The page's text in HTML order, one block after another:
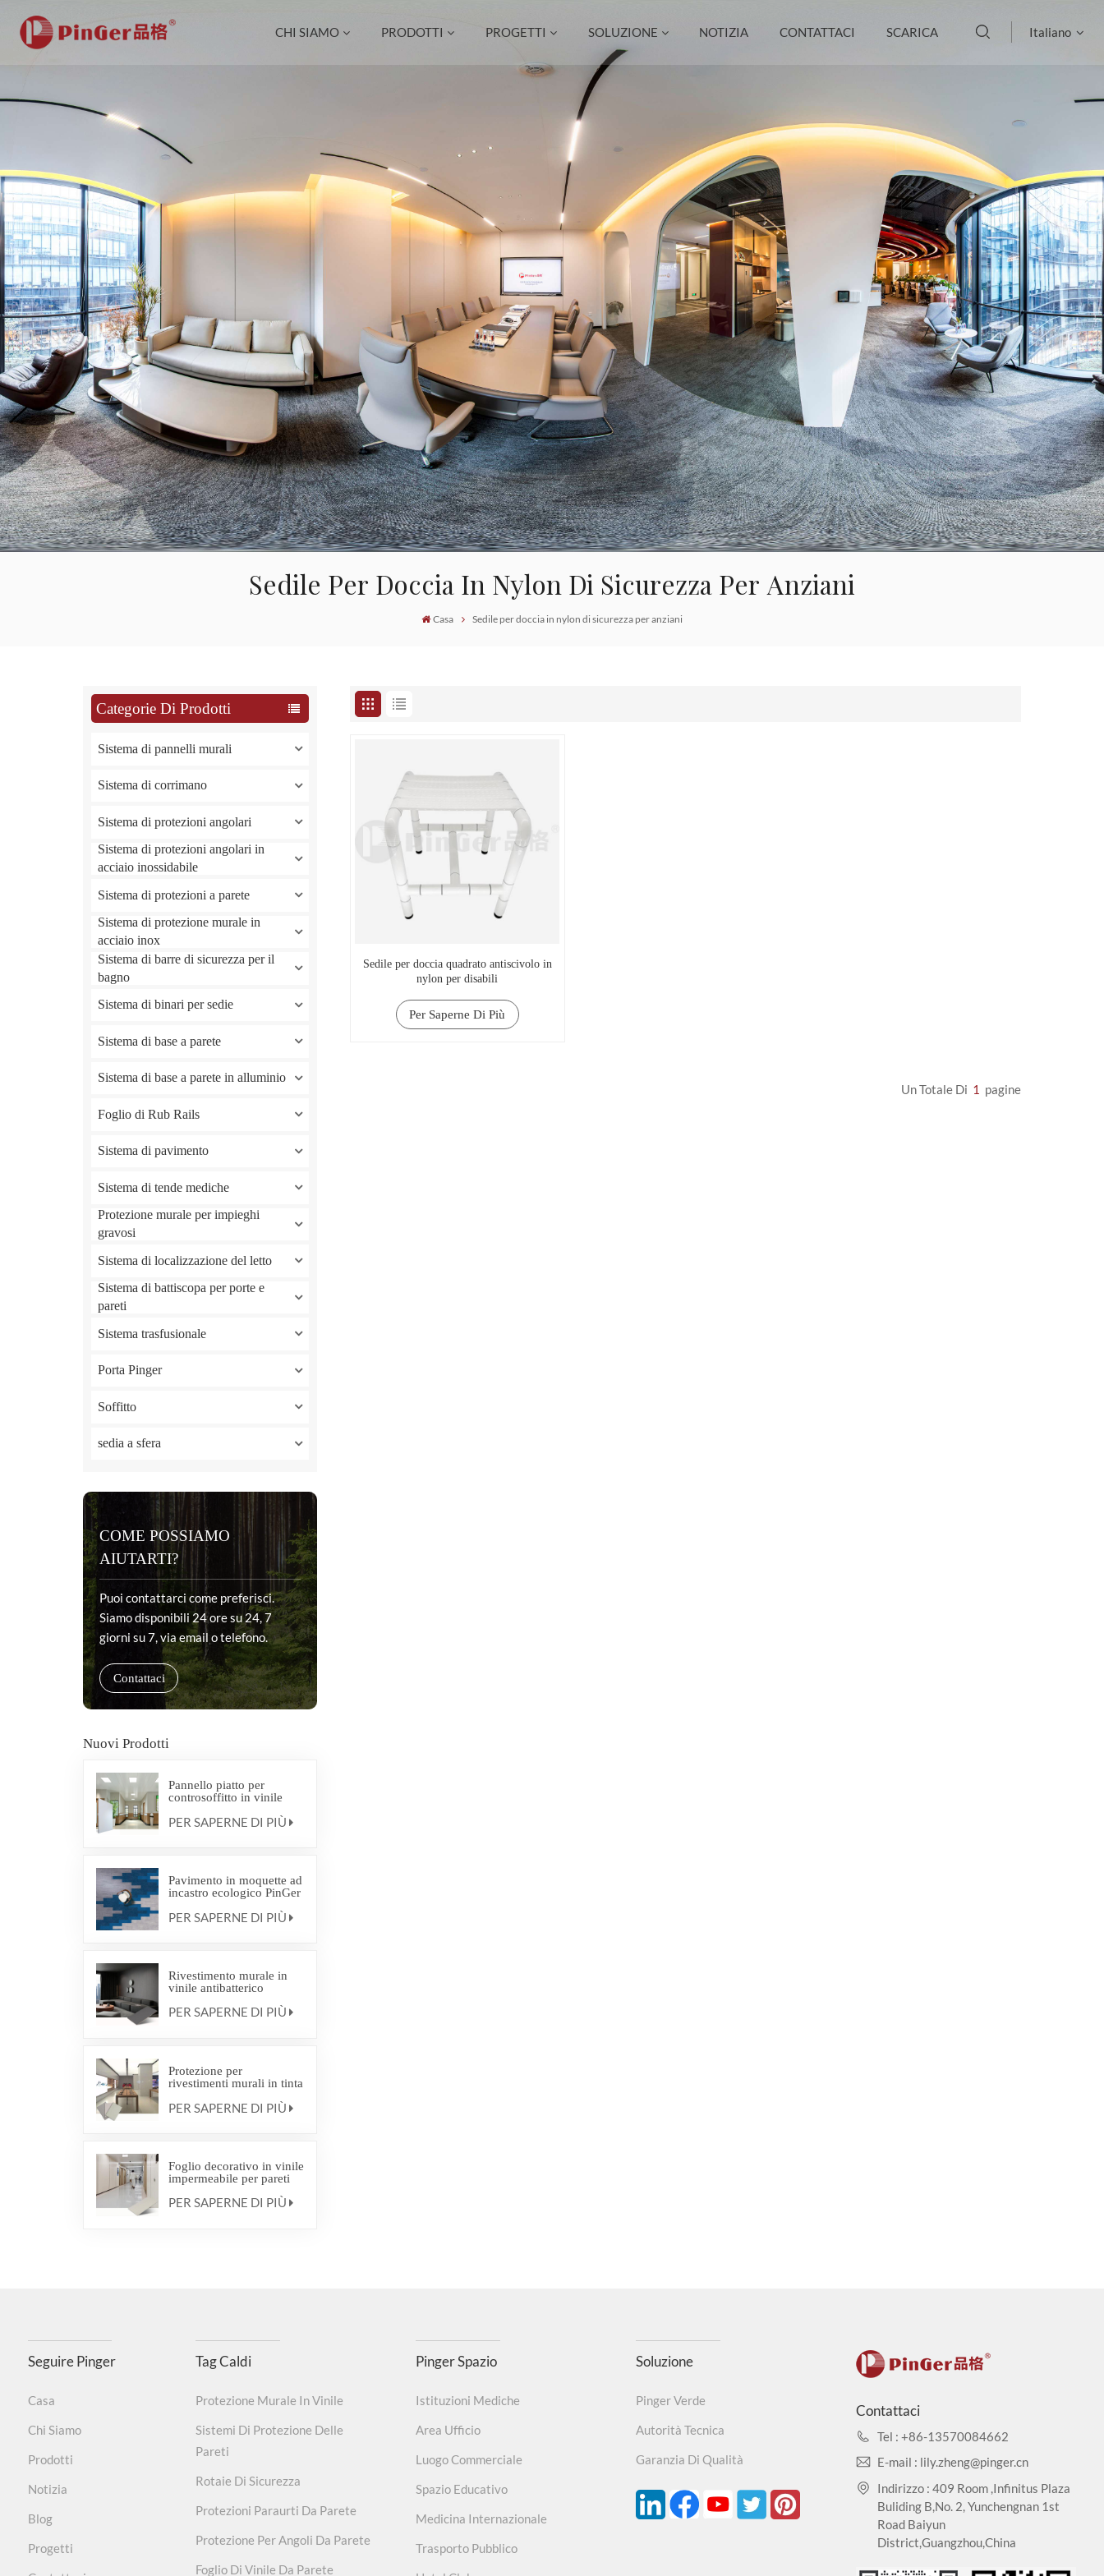
CHI SIAMO PRODOTTI PROGETTI SOLUZIONE NOTIZIA CONTATTACI SCARICA Italiano
Deutsch
русский
italiano
español
português
العربية
한국의
Tiếng việt
Indonesia
中文
Sedile Per Doccia In Nylon Di Sicurezza Per Anziani
Casa Sedile per doccia in nylon di sicurezza per anziani
Categorie Di Prodotti
Sistema di pannelli murali
Sistema di corrimano
Sistema di protezioni angolari
Sistema di protezioni angolari in
acciaio inossidabile
Sistema di protezioni a parete
Sistema di protezione murale in
acciaio inox
Sistema di barre di sicurezza per il
bagno
Sistema di binari per sedie
Sistema di base a parete
Sistema di base a parete in alluminio
Foglio di Rub Rails
Sistema di pavimento
Sistema di tende mediche
Protezione murale per impieghi
gravosi
Sistema di localizzazione del letto
Sistema di battiscopa per porte e
pareti
Sistema trasfusionale
Porta Pinger
Soffitto
sedia a sfera
COME POSSIAMO
AIUTARTI?
Puoi contattarci come preferisci.
Siamo disponibili 24 ore su 24, 7
giorni su 7, via email o telefono.
Contattaci
Nuovi Prodotti
Pannello piatto per
controsoffitto in vinile
PER SAPERNE DI PIÙ
Pavimento in moquette ad
incastro ecologico PinGer
Carpet
PER SAPERNE DI PIÙ
Rivestimento murale in
vinile antibatterico
PER SAPERNE DI PIÙ
Protezione per
rivestimenti murali in tinta
legno
PER SAPERNE DI PIÙ
Foglio decorativo in vinile
impermeabile per pareti
PER SAPERNE DI PIÙ
Sedile per doccia quadrato antiscivolo in
nylon per disabili
Per Saperne Di Più
Un Totale Di 1 Pagine
Seguire Pinger
Casa
Chi Siamo
Prodotti
Notizia
Blog
Progetti
Tag Caldi
Protezione Murale In Vinile
Sistemi Di Protezione Delle
Pareti
Rotaie Di Sicurezza
Protezioni Paraurti Da Parete
Protezione Per Angoli Da Parete
Foglio Di Vinile Da Parete
Pinger Spazio
Istituzioni Mediche
Area Ufficio
Luogo Commerciale
Spazio Educativo
Medicina Internazionale
Trasporto Pubblico
Soluzione
Pinger Verde
Autorità Tecnica
Garanzia Di Qualità
Contattaci
Tel : +86-13570084662
E-mail : lily.zheng@pinger.cn
Indirizzo : 409 Room ,Infinitus Plaza
Buliding B,No. 2, Yunchengnan 1st
Road Baiyun
District,Guangzhou,China